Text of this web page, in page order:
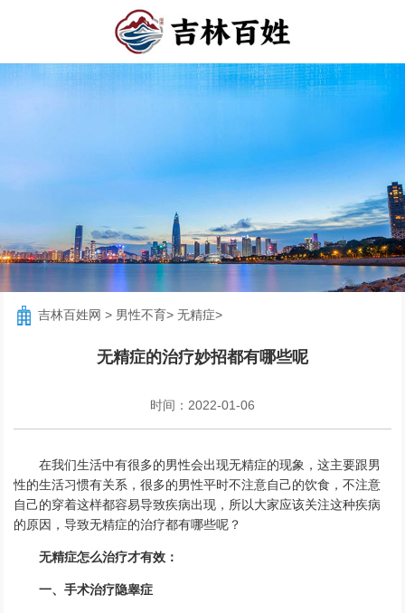
吉林百姓网 > 男性不育>无精症>
无精症的治疗妙招都有哪些呢
时间：2022-01-06
在我们生活中有很多的男性会出现无精症的现象，这主要跟男
性的生活习惯有关系，很多的男性平时不注意自己的饮食，不注意
自己的穿着这样都容易导致疾病出现，所以大家应该关注这种疾病
的原因，导致无精症的治疗都有哪些呢？
无精症怎么治疗才有效：
一、手术治疗隐睾症